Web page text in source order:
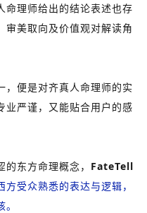
命理师给出的结论表述也存
审美取向及价值观对解读角
便是对齐真人命理师的实
业严谨，又能贴合用户的感
东方命理概念， FateTell
方受众熟悉的表达与逻辑，